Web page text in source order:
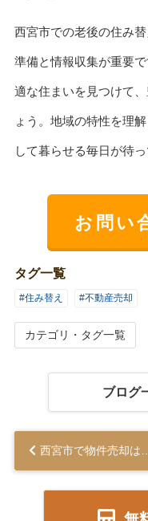
西宮市での老後の住み
準備と情報収集が重要
適な住まいを見つけて
ょう。地域の特性を理
して暮らせる毎日が待っ
お問い
タグ一覧
#住み替え #不動産売却
カテゴリ・タグ一覧
ブログ